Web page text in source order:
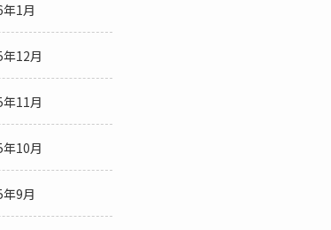
1月
12月
11月
10月
9月